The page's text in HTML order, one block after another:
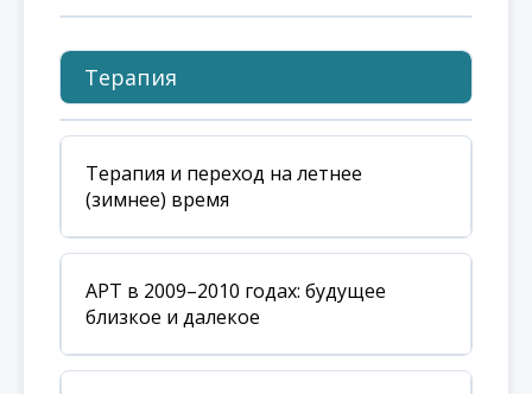
Терапия
Терапия и переход на летнее
(зимнее) время
АРТ в 2009–2010 годах: будущее
близкое и далекое